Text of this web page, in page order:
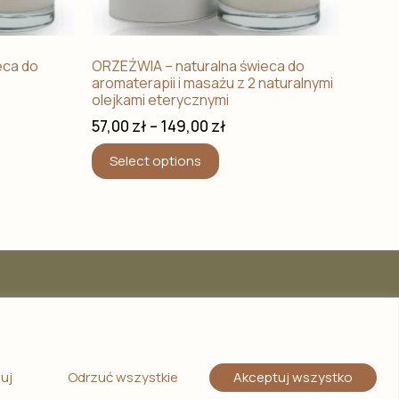
Odrzuć wszystkie Akceptuj wszystko
do
ORZEŹWIA – naturalna świeca do
aromaterapii i masażu z 2 naturalnymi
olejkami eterycznymi
57,00 zł – 149,00 zł
Select options